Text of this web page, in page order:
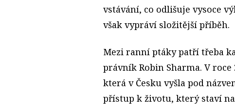
vstávání, co odlišuje vysoce
však vypráví složitější příběh.
Mezi ranní ptáky patří třeba
právník Robin Sharma. V
která v Česku vyšla pod
přístup k životu, který staví